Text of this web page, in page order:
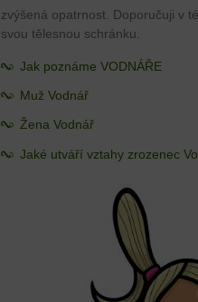
zvýšená opatrnost. Doporučuji v
svou tělesnou schránku.
Jak poznáme VODNÁŘE
Muž Vodnář
Žena Vodnář
Jaké utváří vztahy zrozenec